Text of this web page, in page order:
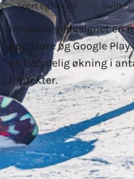
Sport og livsstil Swift
Innowise redesignet en
AppStore og Google
en betydelig økning i
inntekter.